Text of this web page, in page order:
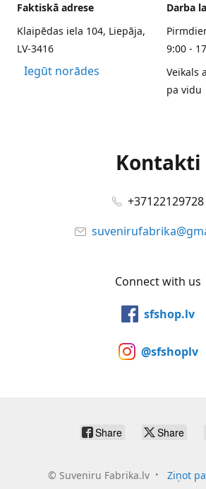
Faktiskā adrese
Klaipēdas iela 104, Liepāja,
LV-3416
Iegūt norādes
Darba
9:00 -
Veikals
pa vidu
Kontakti
+37122129728
Connect with us
sfshop.lv
@sfshoplv
Share Share
© Suveniru Fabrika.lv Ziņot